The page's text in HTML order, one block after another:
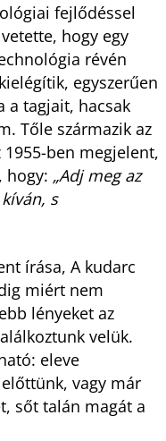
fejlődéssel
hogy egy
révén
egyszerűen
a tagjait, hacsak
Tőle származik az
ben megjelent,
hogy: „Adj meg az
s
írása, A kudarc
miért nem
lényeket az
velük.
eleve
vagy már
sőt talán magát a